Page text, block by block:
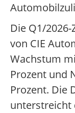
Die Q1/
von CIE
Wachstum
Prozent und
Prozent. Die
unterstreicht